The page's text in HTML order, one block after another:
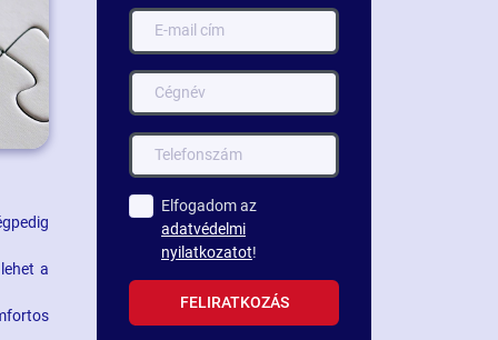
a
Elfogadom az
adatvédelmi
nyilatkozatot!
FELIRATKOZÁS